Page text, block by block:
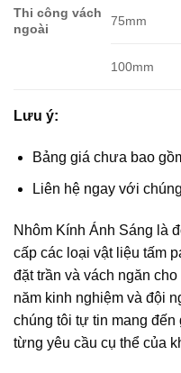
Thi công vách
ngoài
75mm
100mm
Lưu ý:
Bảng giá chưa bao
Liên hệ ngay với
Nhôm Kính Ánh Sáng là
cấp các loại vật liệu tấm
đặt trần và vách ngăn
năm kinh nghiệm và đội
chúng tôi tự tin mang
từng yêu cầu cụ thể của